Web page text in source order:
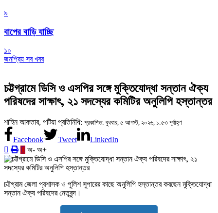
৯
বাপের বাড়ি যাচ্ছি
১০
জনপ্রিয় সব খবর
চট্টগ্রামে ডিসি ও এসপির সঙ্গে মুক্তিযোদ্ধা সন্তান ঐক্য
পরিষদের সাক্ষাৎ, ২১ সদস্যের কমিটির অনুলিপি হস্তান্তর
শাহিন আকতার, পটিয়া প্রতিনিধি: প্রকাশিত: বুধবার, ৫ আগস্ট, ২০২৬, ১:৫৩ পূর্বাহ্ণ
Facebook Tweet
LinkedIn
অ- অ+
চট্টগ্রাম জেলা প্রশাসক ও পুলিশ সুপারের কাছে অনুলিপি হস্তান্তর করছেন মুক্তিযোদ্ধা
সন্তান ঐক্য পরিষদের নেতৃবৃন্দ।